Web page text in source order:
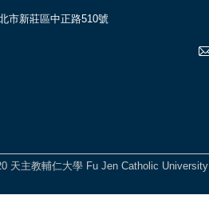
市新莊區中正路510號
天主教輔仁大學 Fu Jen Catholic University